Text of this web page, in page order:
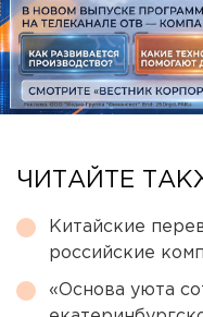
ЧИТАЙТЕ
Китайские
российские
«Основа уюта